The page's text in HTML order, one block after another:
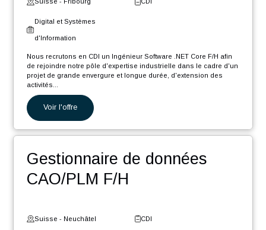
Nos autres offres
Ingénieur Software .NET
Core F/H
Suisse - Fribourg
d'Information